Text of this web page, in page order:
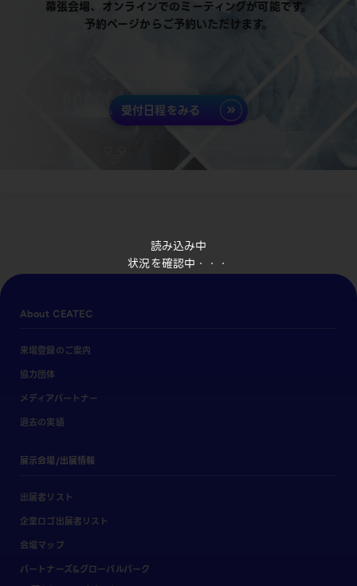
読み込み中
状況を確認中・・・
幕張会場、オンラインでのミーティングが可能です。
予約ページからご予約いただけます。
受付日程をみる
About CEATEC
来場登録のご案内
協力団体
メディアパートナー
過去の実績
展示会場/出展情報
出展者リスト
企業ロゴ出展者リスト
会場マップ
パートナーズ&グローバルパーク